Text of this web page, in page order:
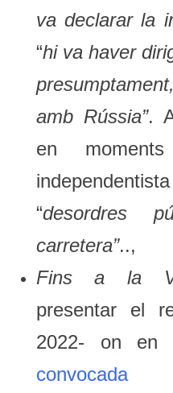
va declarar la
“hi va haver
amb Rússia”.
en
“desordres
carretera”..,
Fins a la
presentar el
2022- on en
convocada